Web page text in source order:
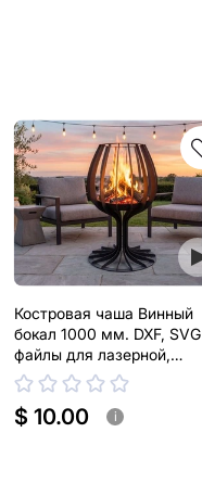
Костровая чаша Винный
бокал 1000 мм. DXF, SVG
файлы для лазерной,
плазменной резки
$ 10.00 i